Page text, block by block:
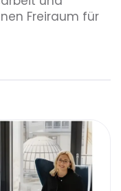
Freiraum für